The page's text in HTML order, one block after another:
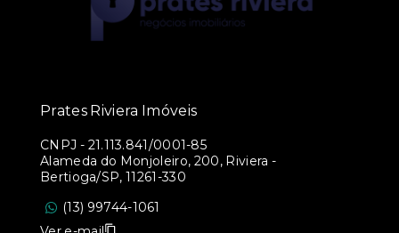
Prates Riviera Imóveis
CNPJ - 21.113.841/0001-85
Alameda do Monjoleiro, 200, Riviera -
Bertioga/SP, 11261-330
(13) 99744-1061